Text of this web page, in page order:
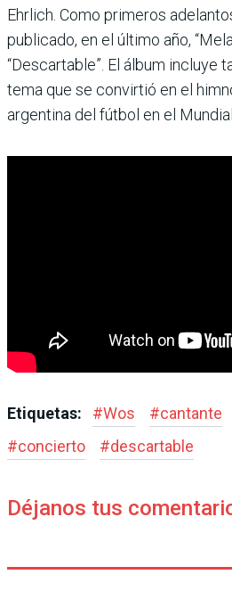
Ehrlich. Como primeros
publicado, en el último año,
“Descartable”. El álbum incluye
tema que se convirtió en el
argentina del fútbol en el
Etiquetas: #Wos #cantante
#concierto #descartable
Déjanos tus